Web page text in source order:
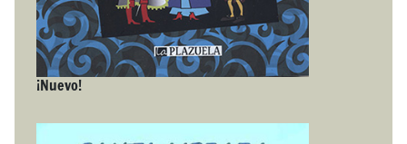
¡Nuevo!